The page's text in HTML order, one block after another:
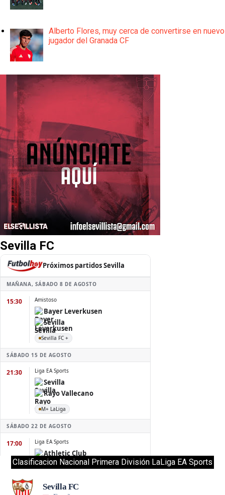
Alberto Flores, muy cerca de convertirse en nuevo
jugador del Granada CF
Sevilla FC
Clasificacion Nacional Primera División LaLiga EA Sports